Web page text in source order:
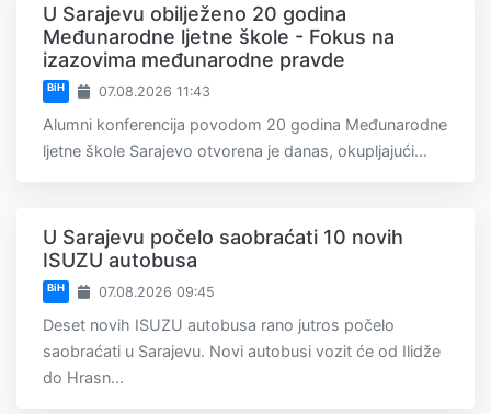
U Sarajevu obilježeno 20 godina
Međunarodne ljetne škole - Fokus na
izazovima međunarodne pravde
BiH 07.08.2026 11:43
Alumni konferencija povodom 20 godina Međunarodne
ljetne škole Sarajevo otvorena je danas, okupljajući...
U Sarajevu počelo saobraćati 10 novih
ISUZU autobusa
BiH 07.08.2026 09:45
Deset novih ISUZU autobusa rano jutros počelo
saobraćati u Sarajevu. Novi autobusi vozit će od Ilidže
do Hrasn...